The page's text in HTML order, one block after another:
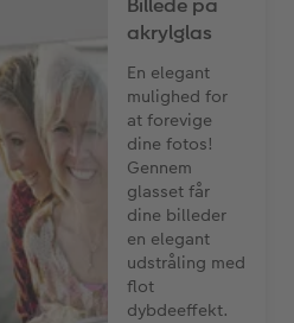
akrylglas
En elegant
mulighed for
at forevige
dine fotos!
Gennem
glasset får
dine billeder
en elegant
udstråling med
flot
dybdeeffekt.